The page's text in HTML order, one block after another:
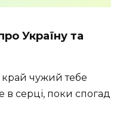
Україну та
чужий тебе
в серці, поки спогад